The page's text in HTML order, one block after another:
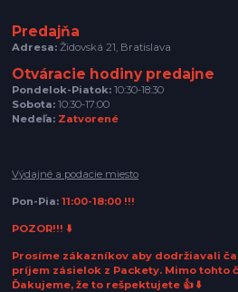
Predajňa
Adresa: Židovská 21, Bratislava
Otváracie hodiny predajne
Pondelok-Piatok: 10:30-18:30
Sobota: 10:30-17:00
Nedeľa: Zatvorené
Výdajné a podacie miesto
Pon-Pia:11:00-18:00 !!!
POZOR!!! ⬇️
Prosíme zákazníkov aby dodržiavali
príjem zásielok z Packety. Mimo tohto
Ďakujeme, že to rešpektujete 👍 ⬇️